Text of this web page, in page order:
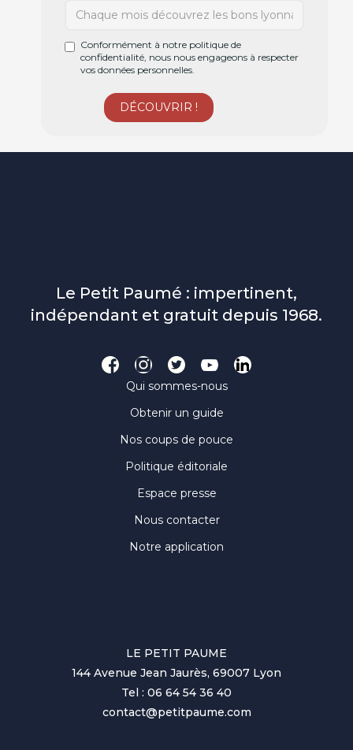
Conformément à notre politique de
confidentialité, nous nous engageons à respecter
vos données personnelles.
Le Petit Paumé : impertinent,
indépendant et gratuit depuis 1968.
Qui sommes-nous
Obtenir un guide
Nos coups de pouce
Politique éditoriale
Espace presse
Nous contacter
Notre application
LE PETIT PAUME
144 Avenue Jean Jaurès, 69007 Lyon
Tel : 06 64 54 36 40
contact@petitpaume.com